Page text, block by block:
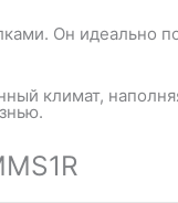
Он идеально
климат,